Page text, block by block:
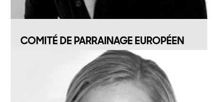
COMITÉ DE PARRAINAGE EUROPÉEN